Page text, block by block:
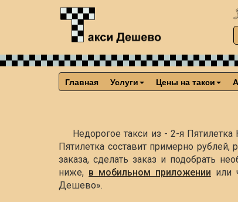
Главная Услуги Цены на такси
Недорогое такси из - 2-я
Пятилетка составит примерно рублей,
заказа, сделать заказ и подобрать
ниже, в мобильном приложении или
Дешево».